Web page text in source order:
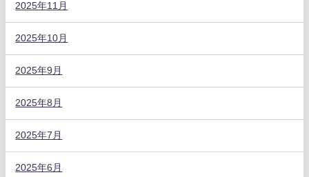
2025年11月
2025年10月
2025年9月
2025年8月
2025年7月
2025年6月